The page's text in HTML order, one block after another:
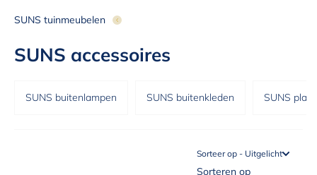
SUNS tuinmeubelen
SUNS accessoires
SUNS buitenlampen SUNS buitenkleden SUNS
Sorteer op - Uitgelicht
Sorteren op